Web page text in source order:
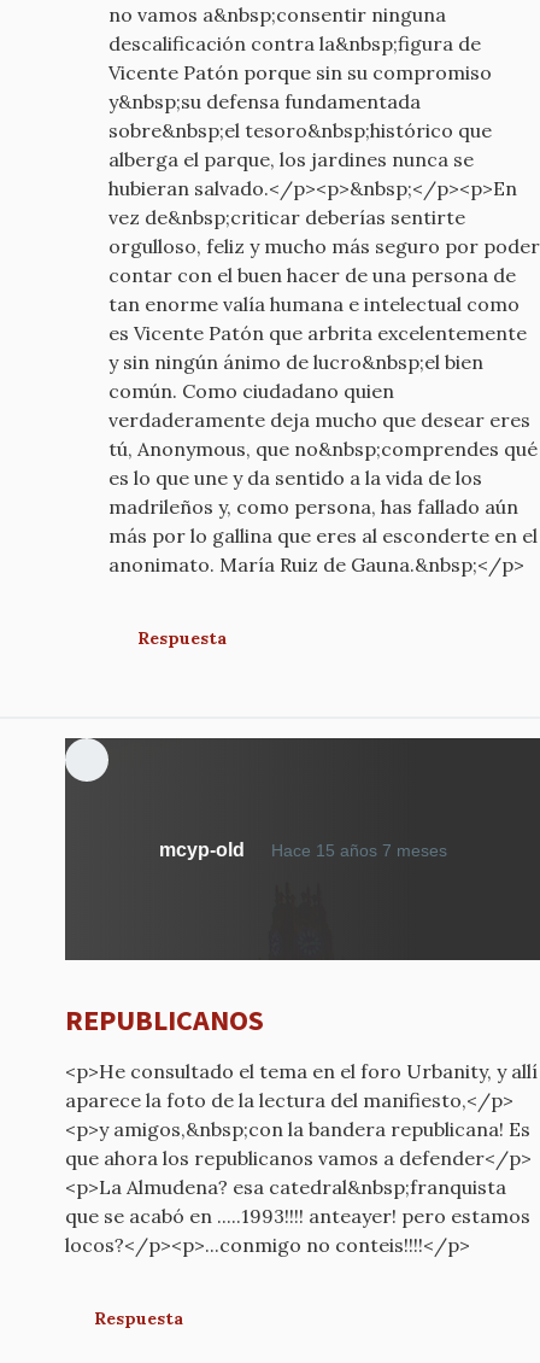
no vamos a&nbsp;consentir ninguna
descalificación contra la&nbsp;figura de
Vicente Patón porque sin su compromiso
y&nbsp;su defensa fundamentada
sobre&nbsp;el tesoro&nbsp;histórico que
alberga el parque, los jardines nunca se
hubieran salvado.</p><p>&nbsp;</p><p>En
vez de&nbsp;criticar deberías sentirte
orgulloso, feliz y mucho más seguro por poder
contar con el buen hacer de una persona de
tan enorme valía humana e intelectual como
es Vicente Patón que arbrita excelentemente
y sin ningún ánimo de lucro&nbsp;el bien
común. Como ciudadano quien
verdaderamente deja mucho que desear eres
tú, Anonymous, que no&nbsp;comprendes qué
es lo que une y da sentido a la vida de los
madrileños y, como persona, has fallado aún
más por lo gallina que eres al esconderte en el
anonimato. María Ruiz de Gauna.&nbsp;</p>
Respuesta
mcyp-old Hace 15 años 7 meses
REPUBLICANOS
<p>He consultado el tema en el foro Urbanity, y allí
aparece la foto de la lectura del manifiesto,</p>
<p>y amigos,&nbsp;con la bandera republicana! Es
que ahora los republicanos vamos a defender</p>
<p>La Almudena? esa catedral&nbsp;franquista
que se acabó en .....1993!!!! anteayer! pero estamos
locos?</p><p>...conmigo no conteis!!!!</p>
Respuesta